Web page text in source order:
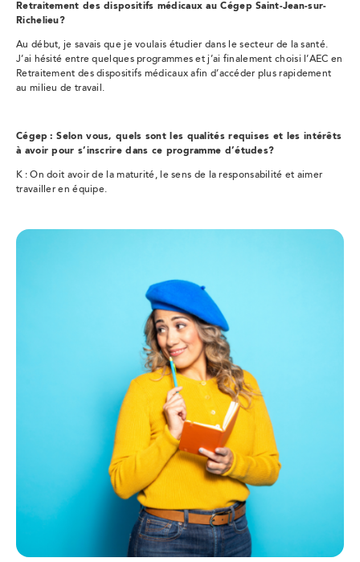
Retraitement des dispositifs médicaux au Cégep Saint-Jean-sur-
Richelieu?
Au début, je savais que je voulais étudier dans le secteur de la santé.
J’ai hésité entre quelques programmes et j’ai finalement choisi l’AEC en
Retraitement des dispositifs médicaux afin d’accéder plus rapidement
au milieu de travail.
Cégep : Selon vous, quels sont les qualités requises et les intérêts
à avoir pour s’inscrire dans ce programme d’études?
K : On doit avoir de la maturité, le sens de la responsabilité et aimer
travailler en équipe.